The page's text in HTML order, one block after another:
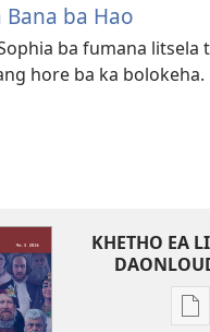
Bana ba Hao
ba fumana litsela
hore ba ka bolokeha.
KHETHO EA